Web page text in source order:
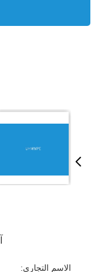
الاسم التجاري: